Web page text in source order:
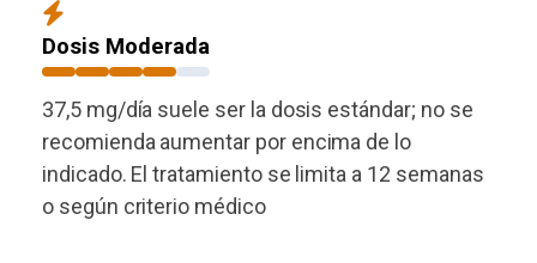
Dosis Moderada
37,5 mg/día suele ser la dosis estándar; no se
recomienda aumentar por encima de lo
indicado. El tratamiento se limita a 12 semanas
o según criterio médico